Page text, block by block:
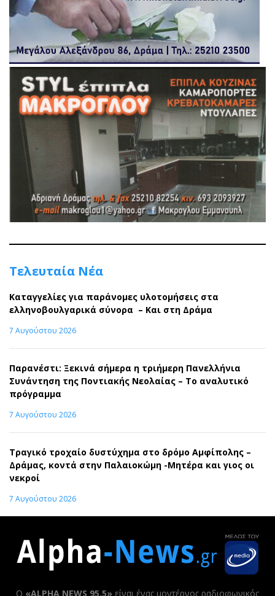
Τελευταία Νέα
Καταγγελίες για παράνομες υλοτομήσεις στα
ελληνοβουλγαρικά σύνορα – Και στη Δράμα
7 Αυγούστου 2026
Παρανέστι: Ξεκινά σήμερα η τριήμερη Πανελλήνια
Συνάντηση της Ποντιακής Νεολαίας – Το αναλυτικό
πρόγραμμα
7 Αυγούστου 2026
Τραγικό τροχαίο δυστύχημα στο δρόμο Αμφίπολης –
Δράμας, κοντά στην Παλαιοκώμη -Μητέρα και γιος οι
νεκροί
7 Αυγούστου 2026
Ο «ALPHA NEWS 95,5» είναι ένας μοντέρνος ραδιοφωνικός